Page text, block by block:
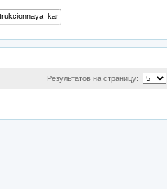
Результатов на страницу: